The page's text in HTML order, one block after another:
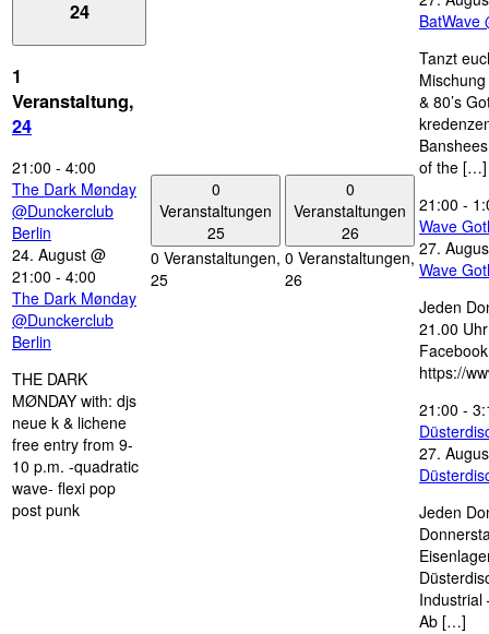
24
1
Veranstaltung,
24
21:00 - 4:00
The Dark Mønday
@Dunckerclub
Berlin
24. August @
21:00 - 4:00
The Dark Mønday
@Dunckerclub
Berlin
THE DARK
MØNDAY with: djs
neue k & lichene
free entry from 9-
10 p.m. -quadratic
wave- flexi pop
post punk
0
Veranstaltungen
25
0 Veranstaltungen,
25
0
Veranstaltungen
26
0 Veranstaltungen,
26
BatWave
Tanzt
& 80’s
of the […]
21:00 -
Wave
27.
Wave
Jeden
21.00
https://
21:00 -
27.
Jeden
Industrial
Ab […]